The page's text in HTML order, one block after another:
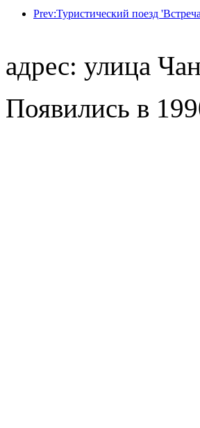
адрес: улица
Появились в